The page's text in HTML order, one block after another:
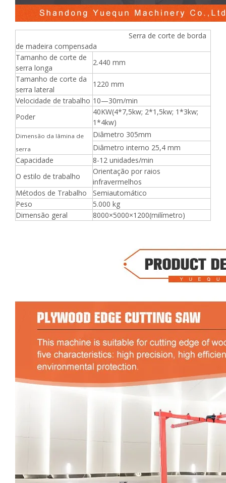
Serra de corte de borda
de madeira compensada
Tamanho de corte de
serra longa
2.440 mm
Tamanho de corte da
serra lateral
1220 mm
Velocidade de trabalho 10—30m/min
Poder
40KW(4*7,5kw; 2*1,5kw; 1*3kw;
1*4kw)
Dimensão da lâmina de
serra
Diâmetro 305mm
Diâmetro interno 25,4 mm
Capacidade
8-12 unidades/min
O estilo de trabalho
Orientação por raios
infravermelhos
Métodos de Trabalho
Semiautomático
Peso
5.000 kg
Dimensão geral
8000×5000×1200(milímetro)